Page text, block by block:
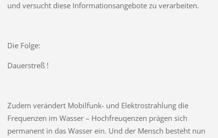
und versucht diese Informationsangebote zu verarbeiten.
Die Folge:
Dauerstreß !
Zudem verändert Mobilfunk- und Elektrostrahlung die
Frequenzen im Wasser – Hochfreuqenzen prägen sich
permanent in das Wasser ein. Und der Mensch besteht nun